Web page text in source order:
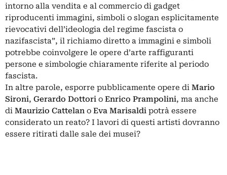
intorno alla vendita e al commercio di gadget
riproducenti immagini, simboli o slogan esplicitamente
rievocativi dell’ideologia del regime fascista o
nazifascista”, il richiamo diretto a immagini e simboli
potrebbe coinvolgere le opere d’arte raffiguranti
persone e simbologie chiaramente riferite al periodo
fascista.
In altre parole, esporre pubblicamente opere di Mario
Sironi, Gerardo Dottori o Enrico Prampolini, ma anche
di Maurizio Cattelan o Eva Marisaldi potrà essere
considerato un reato? I lavori di questi artisti dovranno
essere ritirati dalle sale dei musei?